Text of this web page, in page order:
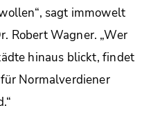
sagt immowelt
Robert Wagner. „Wer
hinaus blickt, findet
Normalverdiener